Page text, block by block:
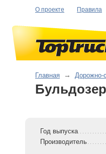
О проекте Правила
Главная → Дорожно-
Год выпуска
Производитель